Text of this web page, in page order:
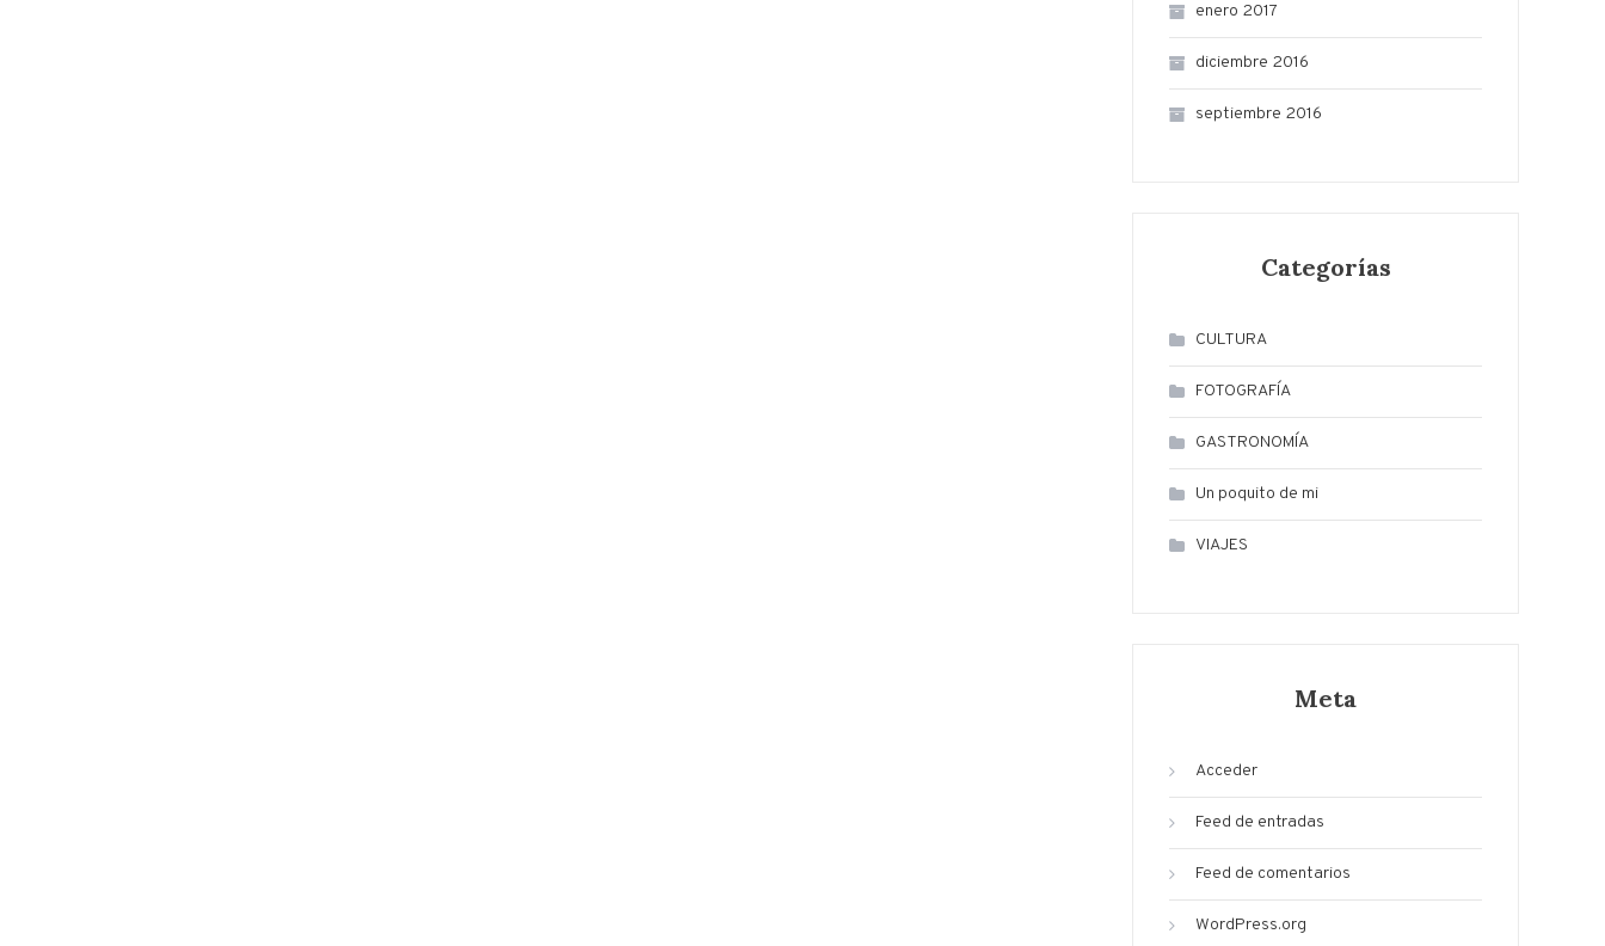
enero 2017
diciembre 2016
septiembre 2016
Categorías
CULTURA
FOTOGRAFÍA
GASTRONOMÍA
Un poquito de mi
VIAJES
Meta
Acceder
Feed de entradas
Feed de comentarios
WordPress.org